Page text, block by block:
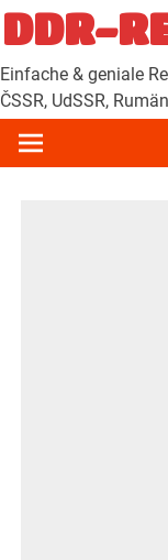
Zum
Inhalt
springen
DDR-
Einfache & geniale
ČSSR, UdSSR,